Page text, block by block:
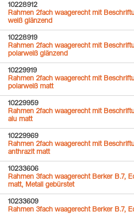
10228912
Rahmen 2fach waagerecht mit
weiß glänzend
10228919
Rahmen 2fach waagerecht mit
polarweiß glänzend
10229919
Rahmen 2fach waagerecht mit
polarweiß matt
10229959
Rahmen 2fach waagerecht mit
alu matt
10229969
Rahmen 2fach waagerecht mit
anthrazit matt
10233606
Rahmen 3fach waagerecht Berker B.7,
matt, Metall gebürstet
10233609
Rahmen 3fach waagerecht Berker B.7,